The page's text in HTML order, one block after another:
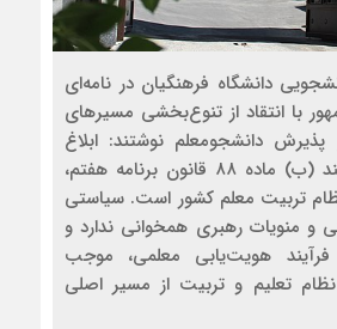
دانشگاه فرهنگیان در نامه‌ای
با انتقاد از تنوع‌بخشی مسیرهای
دانشجومعلم نوشتند: ابلاغ
آیین‌نامه اجرایی بند (ب) ماده ۸۸ قانون برنامه هفتم،
تربیت معلم کشور است. سیاستی
و منویات رهبری همخوانی ندارد و
فرآیند هویت‌یابی معلمی، موجب
تعلیم و تربیت از مسیر اصلی